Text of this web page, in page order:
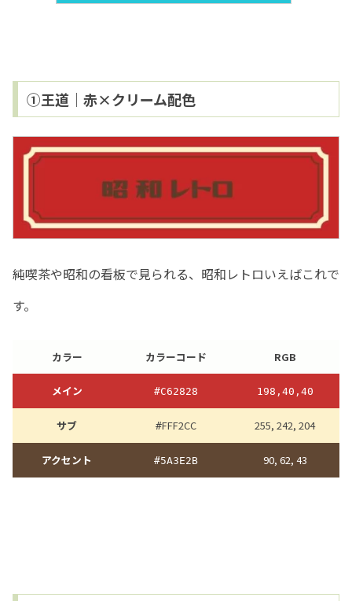
①王道｜赤×クリーム配色
純喫茶や昭和の看板で見られる、昭和レトロいえばこれで
す。
カラー カラーコード RGB
メイン #C62828 198,40,40
サブ #FFF2CC 255, 242, 204
アクセント #5A3E2B 90, 62, 43